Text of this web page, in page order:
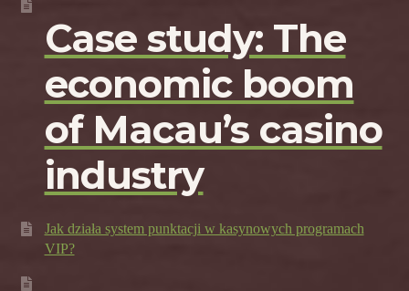
Case study: The
economic boom
of Macau’s casino
industry
Jak działa system punktacji w kasynowych programach
VIP?